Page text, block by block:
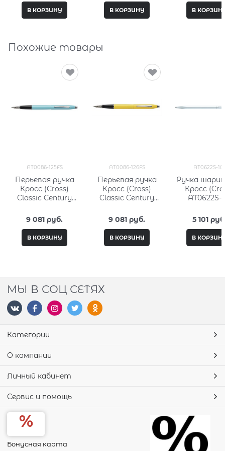
В КОРЗИНУ В КОРЗИНУ В
Похожие товары
AT0086-125FS
Перьевая ручка
Кросс (Cross)
Classic Century
Lacquer
9 081 руб.
В КОРЗИНУ
AT0086-126FS
Перьевая ручка
Кросс (Cross)
Classic Century
Lacquer
9 081 руб.
В КОРЗИНУ
AT0622S-101
Ручка
Кросс
AT0622S-
5 101
В
МЫ В СОЦ СЕТЯХ
Категории
О компании
Личный кабинет
Сервис и помощь
Бонусная карта